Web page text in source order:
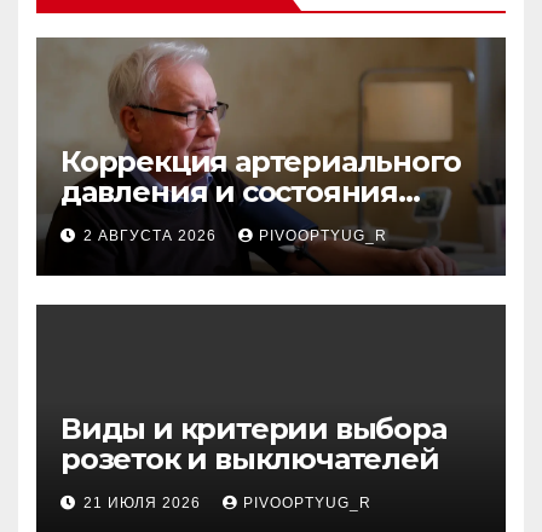
Коррекция артериального
давления и состояния
сосудов в профилактике
инсульта
2 АВГУСТА 2026 PIVOOPTYUG_R
Виды и критерии выбора
розеток и выключателей
21 ИЮЛЯ 2026 PIVOOPTYUG_R